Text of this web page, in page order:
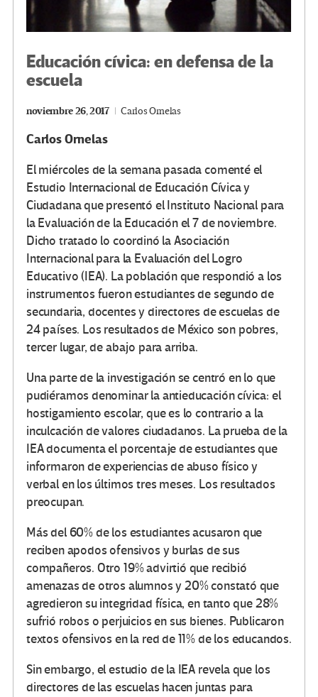
Educación cívica: en defensa de la
escuela
noviembre 26, 2017 Carlos Ornelas
Carlos Ornelas
El miércoles de la semana pasada comenté el
Estudio Internacional de Educación Cívica y
Ciudadana que presentó el Instituto Nacional para
la Evaluación de la Educación el 7 de noviembre.
Dicho tratado lo coordinó la Asociación
Internacional para la Evaluación del Logro
Educativo (IEA). La población que respondió a los
instrumentos fueron estudiantes de segundo de
secundaria, docentes y directores de escuelas de
24 países. Los resultados de México son pobres,
tercer lugar, de abajo para arriba.
Una parte de la investigación se centró en lo que
pudiéramos denominar la antieducación cívica: el
hostigamiento escolar, que es lo contrario a la
inculcación de valores ciudadanos. La prueba de la
IEA documenta el porcentaje de estudiantes que
informaron de experiencias de abuso físico y
verbal en los últimos tres meses. Los resultados
preocupan.
Más del 60% de los estudiantes acusaron que
reciben apodos ofensivos y burlas de sus
compañeros. Otro 19% advirtió que recibió
amenazas de otros alumnos y 20% constató que
agredieron su integridad física, en tanto que 28%
sufrió robos o perjuicios en sus bienes. Publicaron
textos ofensivos en la red de 11% de los educandos.
Sin embargo, el estudio de la IEA revela que los
directores de las escuelas hacen juntas para